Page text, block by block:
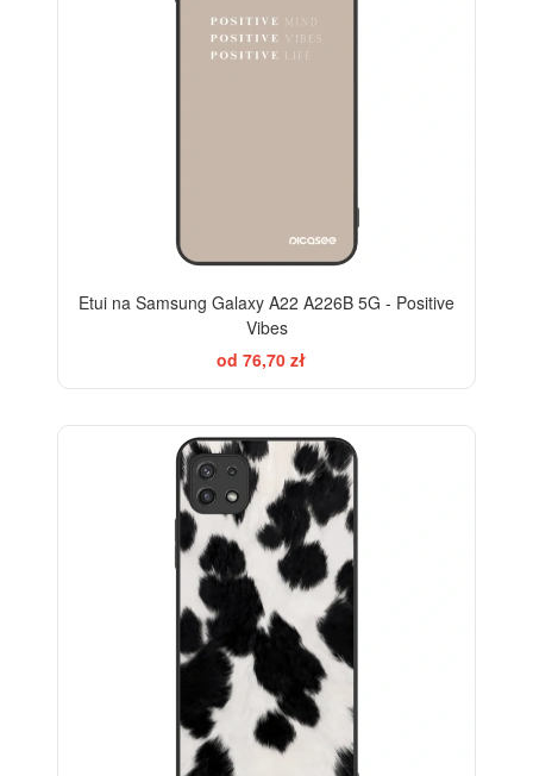
Etui na Samsung Galaxy A22 A226B 5G - Positive
Vibes
od 76,70 zł